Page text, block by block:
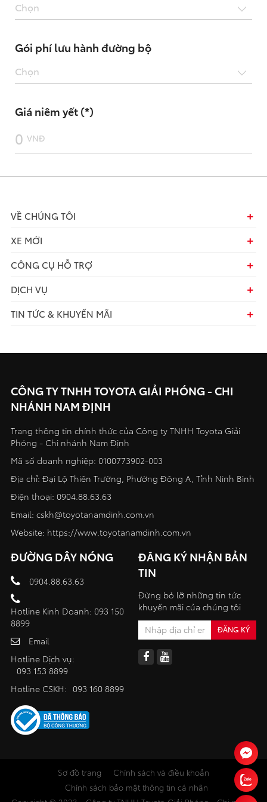
Chọn
Gói phí lưu hành đường bộ
Chọn
Giá niêm yết (*)
0 VNĐ
VỀ CHÚNG TÔI
XE MỚI
CÔNG CỤ HỖ TRỢ
DỊCH VỤ
TIN TỨC & KHUYẾN MÃI
CÔNG TY TNHH TOYOTA GIẢI PHÓNG - CHI
NHÁNH NAM ĐỊNH
Trang thông tin chính thức của Công ty TNHH Toyota Giải
Phóng - Chi nhánh Nam Định
Mã số doanh nghiệp: 0100773902-003
Địa chỉ: Đại Lộ Thiên Trường, Phường Đông A, Tỉnh Ninh Bình
Điện thoại: 0904.88.63.63
Email: cskh@toyotanamdinh.com.vn
Website: https://www.toyotanamdinh.com.vn
ĐƯỜNG DÂY NÓNG
0904.88.63.63
Hotline Kinh Doanh: 093 150
8899
Email
Hotline Dịch vụ:
093 153 8899
Hotline CSKH: 093 160 8899
ĐĂNG KÝ NHẬN BẢN
TIN
Đừng bỏ lỡ những tin tức
khuyến mãi của chúng tôi
Sơ đồ trang
Chính sách và điều khoản
Chính sách bảo mật thông tin cá nhân